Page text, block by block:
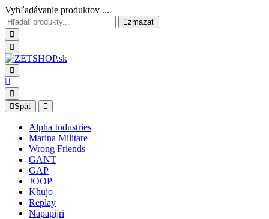
Vyhľadávanie produktov ...
zmazať
Späť
Alpha Industries
Marina Militare
Wrong Friends
GANT
GAP
JOOP
Khujo
Replay
Napapijri